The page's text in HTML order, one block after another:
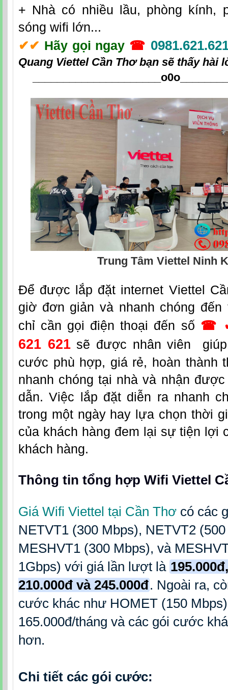
+ Nhà có nhiều lầu, phòng kính,
sóng wifi lớn...
✔✔ Hãy gọi ngay ☎
Quang Viettel Cần Thơbạn sẽ thấy hài
_____________________o0o
Trung Tâm Viettel Ninh
Để được lắp đặt internet Viettel
giờ đơn giản và nhanh chóng đến
chỉ cần gọi điện thoại đến số ☎
621 621sẽ được nhân viên
cước phù hợp, giá rẻ, hoàn thành
nhanh chóng tại nhà và nhận
dẫn. Việc lắp đặt diễn ra nhanh
trong một ngày hay lựa chọn thời
của khách hàng đem lại sự tiện lợi
khách hàng.
Thông tin tổng hợp Wifi Viettel
Giá Wifi Viettel tại Cần Thơ có các
NETVT1 (300 Mbps), NETVT2
MESHVT1 (300 Mbps), và
1Gbps) với giá lần lượt là
210.000đ và 245.000đ. Ngoài ra,
cước khác như HOMET (150
165.000đ/tháng và các gói cước
hơn.
Chi tiết các gói cước: